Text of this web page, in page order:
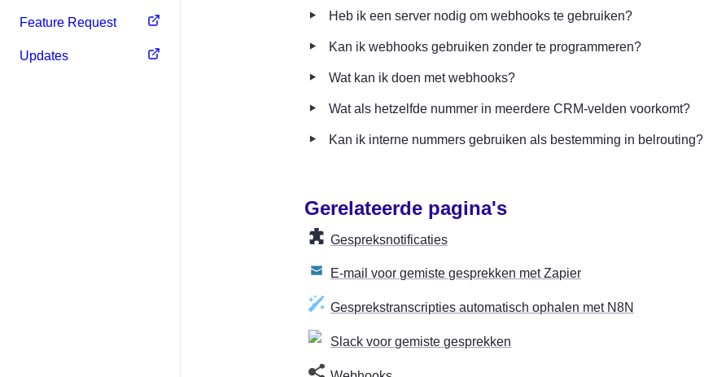
Feature Request
Updates
‣ Heb ik een server nodig om webhooks te gebruiken?
‣ Kan ik webhooks gebruiken zonder te programmeren?
‣ Wat kan ik doen met webhooks?
‣ Wat als hetzelfde nummer in meerdere CRM-velden voorkomt?
‣ Kan ik interne nummers gebruiken als bestemming in belrouting?
Gerelateerde pagina's
Gespreksnotificaties
E-mail voor gemiste gesprekken met Zapier
Gesprekstranscripties automatisch ophalen met N8N
Slack voor gemiste gesprekken